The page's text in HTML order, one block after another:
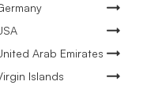
Arab Emirates
Islands